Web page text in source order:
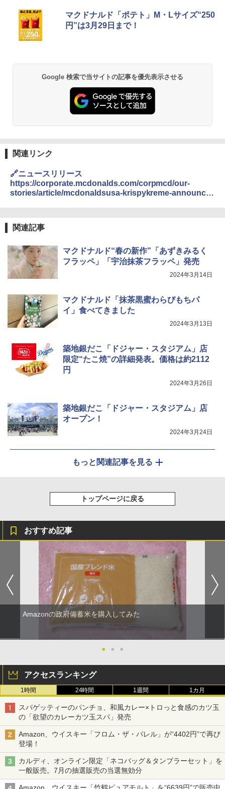
チキンラーメン どんぶり 85g×12個 日清
食品 インスタント カップ麺
国分 tabete だし麺 千葉県産はまぐりだ
し 塩らーめん 108g×10袋 保存食 備蓄
￥2,323
3
パニー
ょうゆ 高たんぱく&低糖質 さらに塩分控
えめ 75g×12個
5
カップヌードル カップヌードルPRO シ
ーフードヌードル 高たんぱく&低糖質 さ
￥2,885
[山善] スチームオーブンレンジ 25L 一人
暮らし 二人暮らし フラットテーブル ス
チーム調理 自動メニュー19種搭載 角皿
シャープ 過熱水蒸気 オーブンレンジ 23
L 1段調理 ブラック RE-WF232-B シンプ
ル操作 コンパクト 一人暮らし 二人暮ら
3
【セット買い】 [山善] スチームオーブン
￥34,280
0℃ 1段調理 フラットテーブル 電子レン
ジ 赤外線センサー ノンフライ調理 簡単
お手入れ 小型 新生活 一人暮らし 二人暮
￥34,266
シャープ ウォーターオーブン ヘルシオ
AX-XJ1-B ブラック 30L 2段調理 コンベ
￥44,800
マクドナルド「ポテト」M・Lサイズ“250
円”は3月29日まで！
Google 検索で当サイトの記事を優先表示させる
関連リンク
🔗ニュースリリース
https://corporate.mcdonalds.com/corpmcd/our-
stories/article/mcdonaldsusa-krispykreme-announce-
関連記事
マクドナルド“春の新作”「あずきみるく
フラッペ」「宇治抹茶フラッペ」発売
2024年3月14日
マクドナルド「抹茶黒蜜わらびもちパ
イ」食べてきました
2024年3月13日
築地銀だこ「ドジャー・スタジアム」店
限定“たこ焼”の詳細発表。価格は約2112
円
2024年3月26日
築地銀だこ「ドジャー・スタジアム」店
オープン！
2024年3月24日
もっと関連記事を見る
トップページに戻る
おすすめ記事
Amazonの政府備蓄米を購入してみた
● ● ●
アクセスランキング
1時間 24時間 1週間 1カ月
スパゲッティーのパンチョ、和風カレー×トロっと食感のカツ玉
の「欲望のカレーカツ玉スパ」発売
Amazon、ウイスキー「フロム・ザ・バレル」が“4402円”で再び
登場！
カルディ、オンライン限定「ネコバッグ＆タンブラーセット」を
一般販売。7月の抽選販売の当選無効分
Amazon、ウイスキー「竹鶴ピュアモルト」を“6639円”で販売中